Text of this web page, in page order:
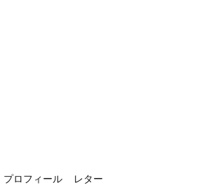
プロフィール レター